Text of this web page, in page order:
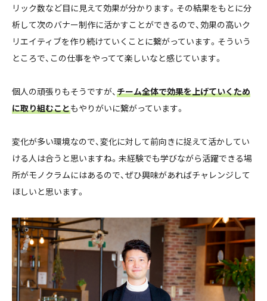
リック数など目に見えて効果が分かります。その結果をもとに分
析して次のバナー制作に活かすことができるので、効果の高いク
リエイティブを作り続けていくことに繋がっています。そういう
ところで、この仕事をやってて楽しいなと感じています。
個人の頑張りもそうですが、チーム全体で効果を上げていくため
に取り組むこともやりがいに繋がっています。
変化が多い環境なので、変化に対して前向きに捉えて活かしてい
ける人は合うと思いますね。未経験でも学びながら活躍できる場
所がモノクラムにはあるので、ぜひ興味があればチャレンジして
ほしいと思います。